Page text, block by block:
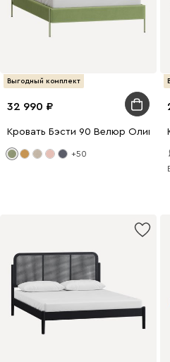
Выгодный комплект
32 990
Кровать Бэсти 90 Велюр
+50